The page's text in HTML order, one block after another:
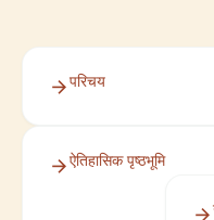
परिचय
ऐतिहासिक पृष्ठभूमि